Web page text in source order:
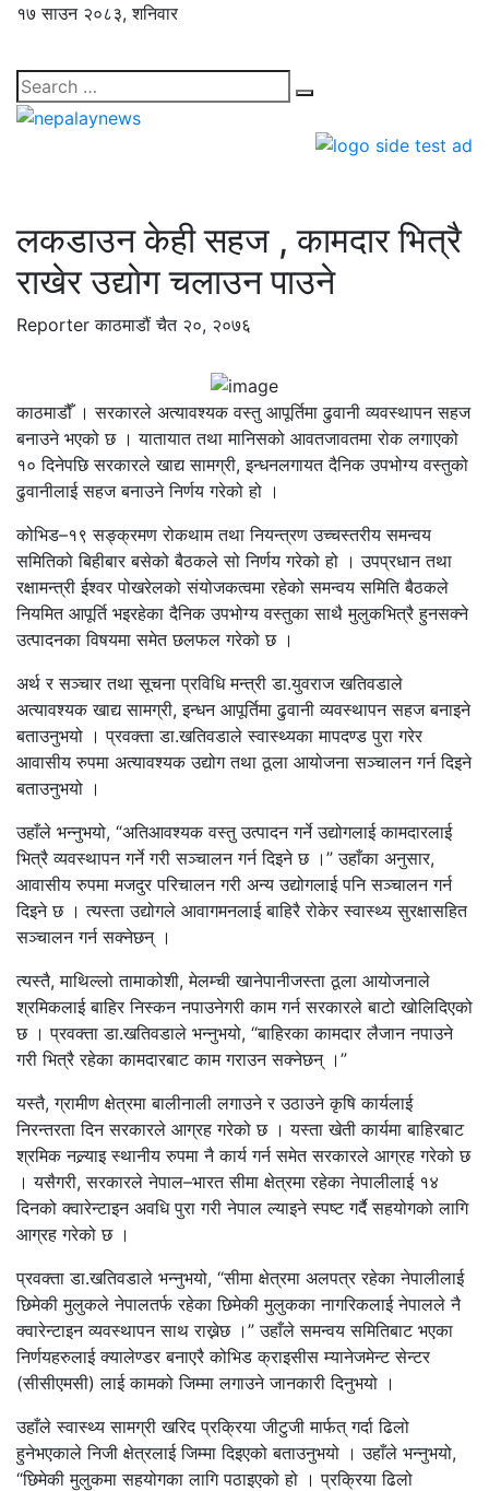
१७ साउन २०८३, शनिवार
लकडाउन केही सहज , कामदार भित्रै
राखेर उद्याेग चलाउन पाउने
Reporterकाठमाडौंचैत २०, २०७६
काठमाडौँ । सरकारले अत्यावश्यक वस्तु आपूर्तिमा ढुवानी व्यवस्थापन सहज
बनाउने भएको छ । यातायात तथा मानिसको आवतजावतमा रोक लगाएको
१० दिनेपछि सरकारले खाद्य सामग्री, इन्धनलगायत दैनिक उपभोग्य वस्तुको
ढुवानीलाई सहज बनाउने निर्णय गरेको हो ।
कोभिड–१९ सङ्क्रमण रोकथाम तथा नियन्त्रण उच्चस्तरीय समन्वय
समितिको बिहीबार बसेको बैठकले सो निर्णय गरेको हो । उपप्रधान तथा
रक्षामन्त्री ईश्वर पोखरेलको संयोजकत्वमा रहेको समन्वय समिति बैठकले
नियमित आपूर्ति भइरहेका दैनिक उपभोग्य वस्तुका साथै मुलुकभित्रै हुनसक्ने
उत्पादनका विषयमा समेत छलफल गरेको छ ।
अर्थ र सञ्चार तथा सूचना प्रविधि मन्त्री डा.युवराज खतिवडाले
अत्यावश्यक खाद्य सामग्री, इन्धन आपूर्तिमा ढुवानी व्यवस्थापन सहज बनाइने
बताउनुभयो । प्रवक्ता डा.खतिवडाले स्वास्थ्यका मापदण्ड पुरा गरेर
आवासीय रुपमा अत्यावश्यक उद्योग तथा ठूला आयोजना सञ्चालन गर्न दिइने
बताउनुभयो ।
उहाँले भन्नुभयो, “अतिआवश्यक वस्तु उत्पादन गर्ने उद्योगलाई कामदारलाई
भित्रै व्यवस्थापन गर्ने गरी सञ्चालन गर्न दिइने छ ।” उहाँका अनुसार,
आवासीय रुपमा मजदुर परिचालन गरी अन्य उद्योगलाई पनि सञ्चालन गर्न
दिइने छ । त्यस्ता उद्योगले आवागमनलाई बाहिरै रोकेर स्वास्थ्य सुरक्षासहित
सञ्चालन गर्न सक्नेछन् ।
त्यस्तै, माथिल्लो तामाकोशी, मेलम्ची खानेपानीजस्ता ठूला आयोजनाले
श्रमिकलाई बाहिर निस्कन नपाउनेगरी काम गर्न सरकारले बाटो खोलिदिएको
छ । प्रवक्ता डा.खतिवडाले भन्नुभयो, “बाहिरका कामदार लैजान नपाउने
गरी भित्रै रहेका कामदारबाट काम गराउन सक्नेछन् ।”
यस्तै, ग्रामीण क्षेत्रमा बालीनाली लगाउने र उठाउने कृषि कार्यलाई
निरन्तरता दिन सरकारले आग्रह गरेको छ । यस्ता खेती कार्यमा बाहिरबाट
श्रमिक नल्र्याइ स्थानीय रुपमा नै कार्य गर्न समेत सरकारले आग्रह गरेको छ
। यसैगरी, सरकारले नेपाल–भारत सीमा क्षेत्रमा रहेका नेपालीलाई १४
दिनको क्वारेन्टाइन अवधि पुरा गरी नेपाल ल्याइने स्पष्ट गर्दै सहयोगको लागि
आग्रह गरेको छ ।
प्रवक्ता डा.खतिवडाले भन्नुभयो, “सीमा क्षेत्रमा अलपत्र रहेका नेपालीलाई
छिमेकी मुलुकले नेपालतर्फ रहेका छिमेकी मुलुकका नागरिकलाई नेपालले नै
क्वारेन्टाइन व्यवस्थापन साथ राख्नेछ ।” उहाँले समन्वय समितिबाट भएका
निर्णयहरुलाई क्यालेण्डर बनाएरै कोभिड क्राइसीस म्यानेजमेन्ट सेन्टर
(सीसीएमसी) लाई कामको जिम्मा लगाउने जानकारी दिनुभयो ।
उहाँले स्वास्थ्य सामग्री खरिद प्रक्रिया जीटुजी मार्फत् गर्दा ढिलो
हुनेभएकाले निजी क्षेत्रलाई जिम्मा दिइएको बताउनुभयो । उहाँले भन्नुभयो,
“छिमेकी मुलुकमा सहयोगका लागि पठाइएको हो । प्रक्रिया ढिलो